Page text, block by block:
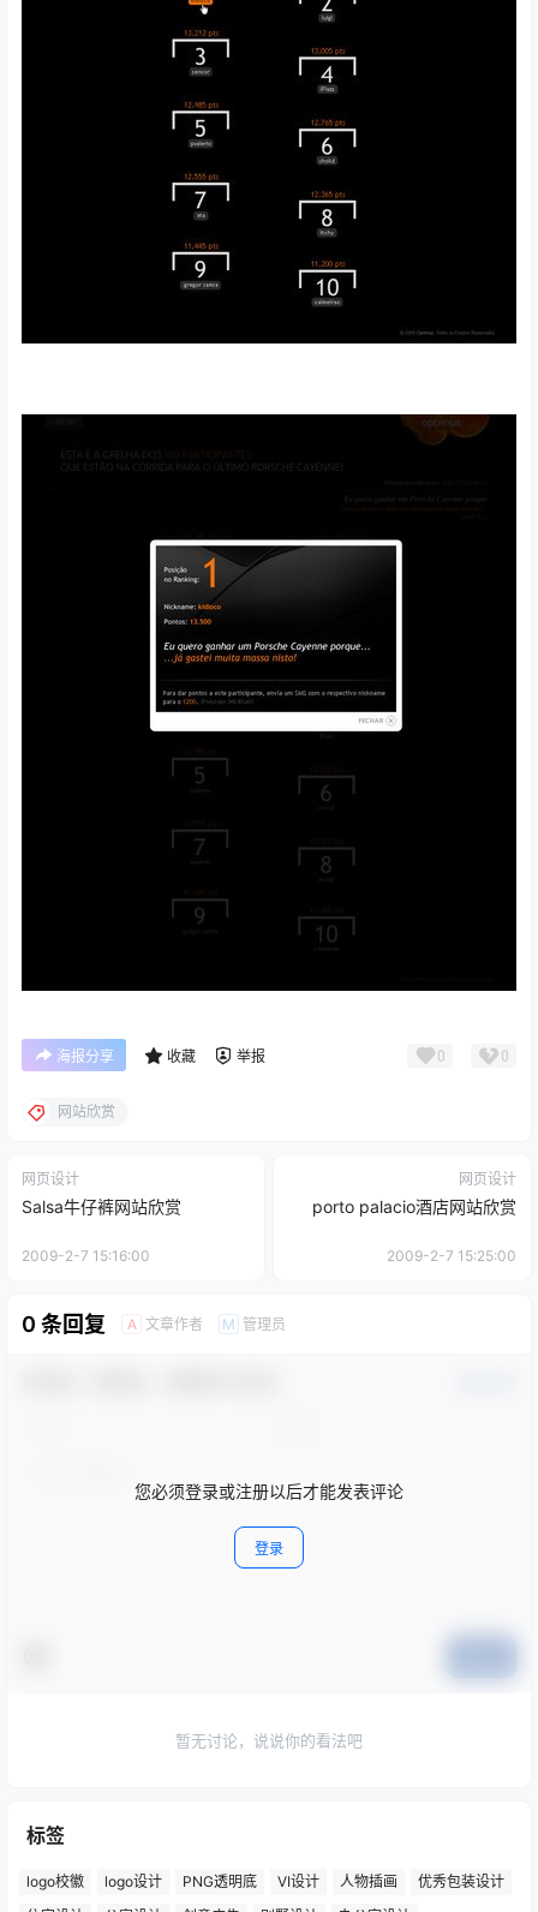
海报分享 收藏 举报 0 0
网站欣赏
网页设计
Salsa牛仔裤网站欣赏
2009-2-7 15:16:00
网页设计
porto palacio酒店网站欣赏
2009-2-7 15:25:00
0 条回复 A 文章作者 M 管理员
您必须登录或注册以后才能发表评论
登录
暂无讨论，说说你的看法吧
标签
logo校徽 logo设计 PNG透明底 VI设计 人物插画
优秀包装设计